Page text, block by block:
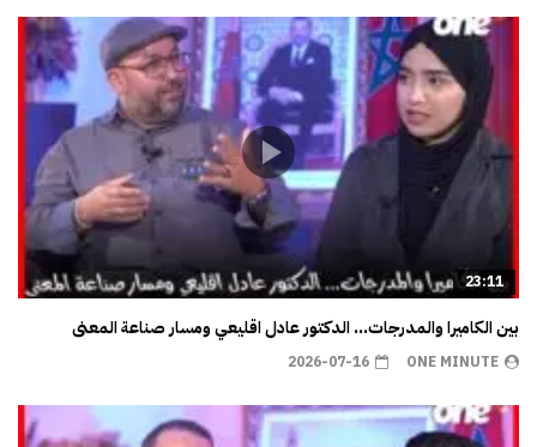
23:11
بين الكاميرا والمدرجات… الدكتور عادل اقليعي ومسار صناعة المعنى
ONE MINUTE
2026-07-16